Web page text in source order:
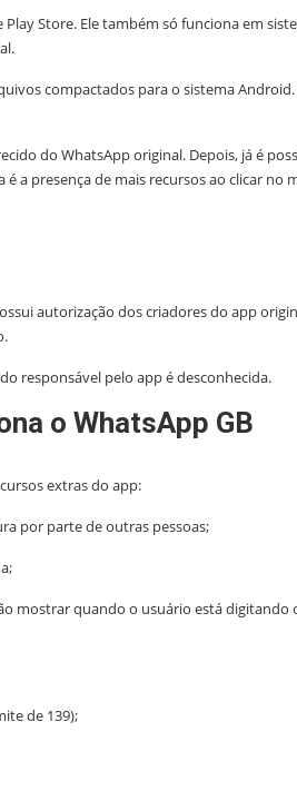
Store. Ele também só funciona em
compactados para o sistema Android.
do WhatsApp original. Depois, já é
a presença de mais recursos ao clicar no
autorização dos criadores do app
responsável pelo app é desconhecida.
o WhatsApp GB
extras do app:
por parte de outras pessoas;
mostrar quando o usuário está digitando
de 139);